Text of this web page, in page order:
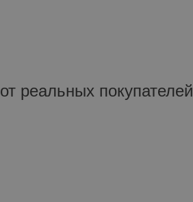
от реальных покупателeй